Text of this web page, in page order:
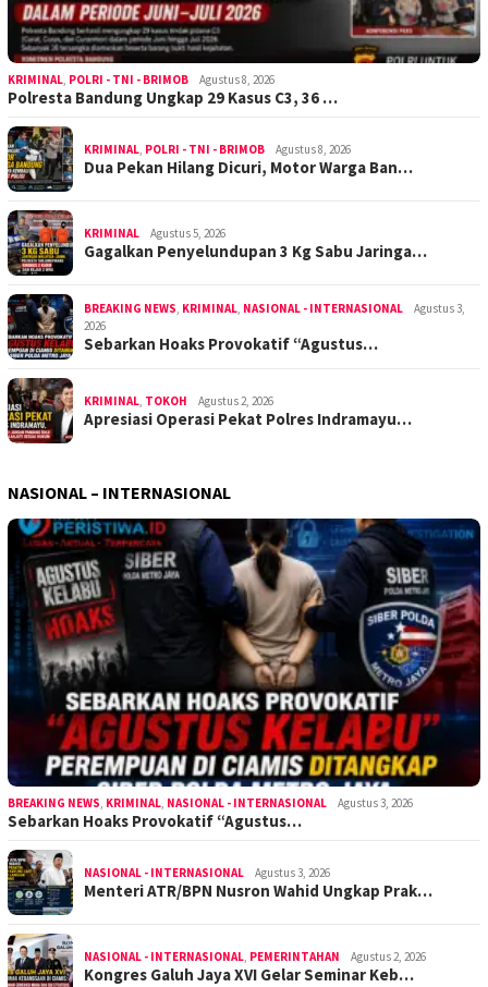
KRIMINAL, POLRI - TNI - BRIMOB Agustus 8, 2026
Polresta Bandung Ungkap 29 Kasus C3, 36 …
KRIMINAL, POLRI - TNI - BRIMOB Agustus 8, 2026
Dua Pekan Hilang Dicuri, Motor Warga Ban…
KRIMINAL Agustus 5, 2026
Gagalkan Penyelundupan 3 Kg Sabu Jaringa…
BREAKING NEWS, KRIMINAL, NASIONAL - INTERNASIONAL
Agustus 3,
2026
Sebarkan Hoaks Provokatif “Agustus…
KRIMINAL, TOKOH Agustus 2, 2026
Apresiasi Operasi Pekat Polres Indramayu…
NASIONAL – INTERNASIONAL
BREAKING NEWS, KRIMINAL, NASIONAL - INTERNASIONAL Agustus 3, 2026
Sebarkan Hoaks Provokatif “Agustus…
NASIONAL - INTERNASIONAL Agustus 3, 2026
Menteri ATR/BPN Nusron Wahid Ungkap Prak…
NASIONAL - INTERNASIONAL, PEMERINTAHAN Agustus 2, 2026
Kongres Galuh Jaya XVI Gelar Seminar Keb…